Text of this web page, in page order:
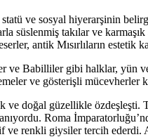
ve sosyal hiyerarşinin
süslenmiş takılar ve
antik Mısırlıların estetik
ve Babilliler gibi halklar, yün
ve gösterişli
doğal güzellikle özdeşleşti.
Roma
ve renkli giysiler tercih